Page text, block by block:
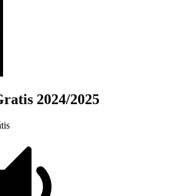
2024/2025